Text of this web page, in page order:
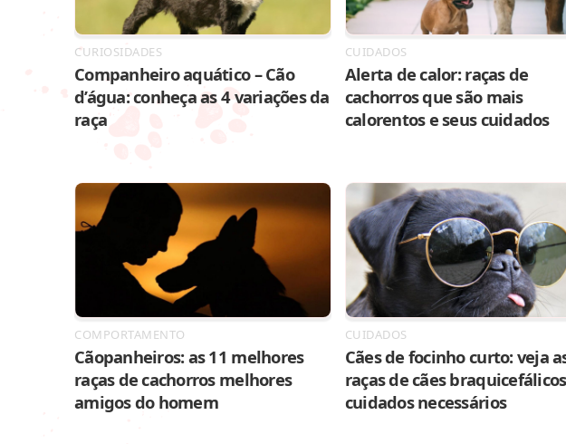
CURIOSIDADES
Companheiro aquático – Cão
d’água: conheça as 4 variações da
raça
CUIDADOS
Alerta de calor: raças de
cachorros que são mais
calorentos e seus cuidados
COMPORTAMENTO
Cãopanheiros: as 11 melhores
raças de cachorros melhores
amigos do homem
CUIDADOS
Cães de focinho curto: veja
raças de cães
cuidados necessários